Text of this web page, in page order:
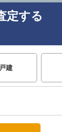
定する
戸建